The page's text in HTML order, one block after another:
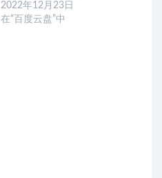
2022年12月23日
在“百度云盘”中